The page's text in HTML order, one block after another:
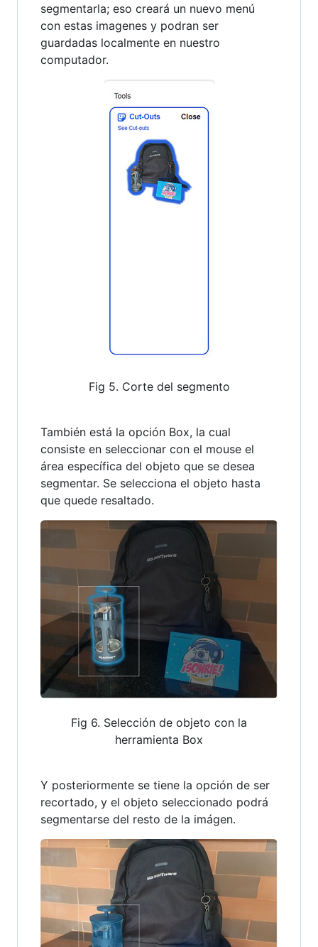
segmentarla; eso creará un nuevo menú
con estas imagenes y podran ser
guardadas localmente en nuestro
computador.
Fig 5. Corte del segmento
También está la opción Box, la cual
consiste en seleccionar con el mouse el
área específica del objeto que se desea
segmentar. Se selecciona el objeto hasta
que quede resaltado.
Fig 6. Selección de objeto con la
herramienta Box
Y posteriormente se tiene la opción de ser
recortado, y el objeto seleccionado podrá
segmentarse del resto de la imágen.